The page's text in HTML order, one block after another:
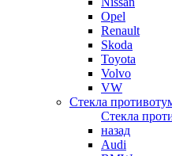
Opel
Renault
Skoda
Toyota
Volvo
VW
Стекла
Стекла
назад
Audi